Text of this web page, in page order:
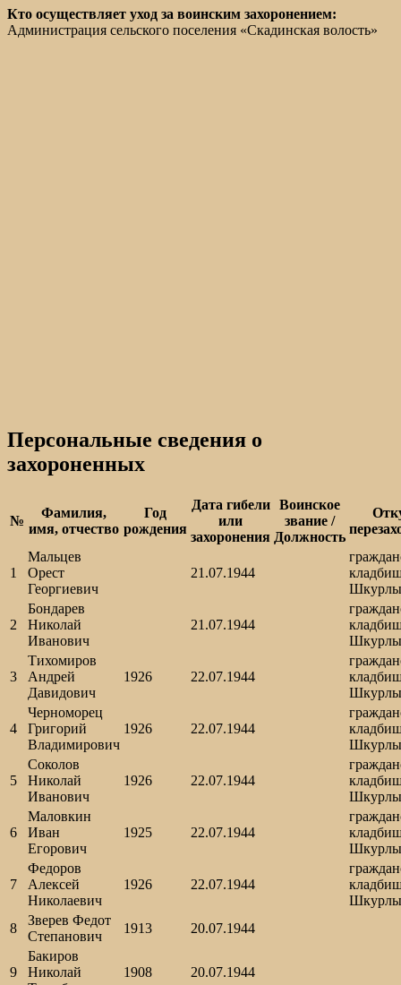
Кто осуществляет уход за воинским захоронением:
Администрация сельского поселения «Скадинская волость»
Персональные сведения о
захороненных
№
Фамилия,
имя, отчество
Год
рождения
Дата гибели
или
захоронения
Воинское
звание /
Должность
1
Мальцев
Орест
Георгиевич
21.07.1944
Шкурлы
2
Бондарев
Николай
Иванович
21.07.1944
Шкурлы
3
Тихомиров
Андрей
Давидович
1926 22.07.1944
Шкурлы
4
Черноморец
Григорий
Владимирович
1926 22.07.1944
Шкурлы
5
Соколов
Николай
Иванович
1926 22.07.1944
Шкурлы
6
Маловкин
Иван
Егорович
1925 22.07.1944
Шкурлы
7
Федоров
Алексей
Николаевич
1926 22.07.1944
Шкурлы
8
Зверев Федот
Степанович
1913 20.07.1944
9
Бакиров
Николай
1908 20.07.1944